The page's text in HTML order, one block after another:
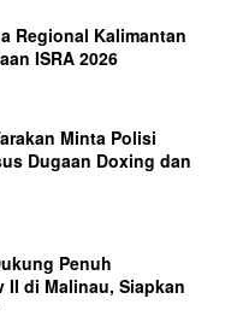
Regional Kalimantan
ISRA 2026
Minta Polisi
Dugaan Doxing dan
Penuh
II di Malinau, Siapkan